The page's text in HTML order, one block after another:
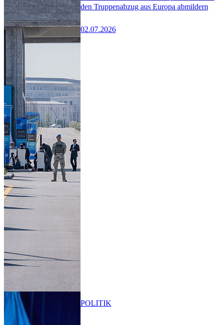
den Truppenabzug aus Europa abmildern
02.07.2026
POLITIK